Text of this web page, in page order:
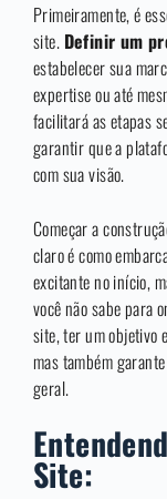
Primeiramente, é
site. Definir um
estabelecer sua
expertise ou até
facilitará as etapas
garantir que a
com sua visão.
Começar a
claro é como
excitante no início,
você não sabe para
site, ter um objetivo
mas também
geral.
Site: